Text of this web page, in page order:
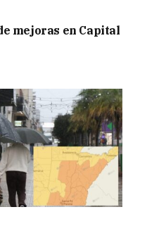
mejoras en Capital